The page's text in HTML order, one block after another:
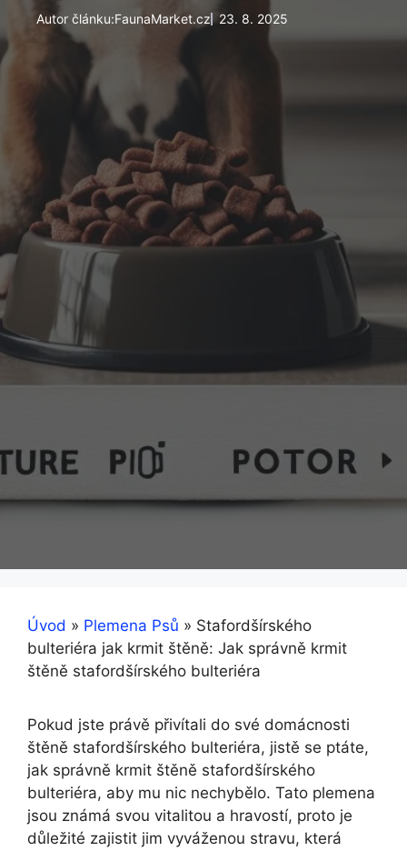
Autor článku:FaunaMarket.cz 23. 8. 2025
Úvod » Plemena Psů » Stafordšírského
bulteriéra jak krmit štěně: Jak správně krmit
štěně stafordšírského bulteriéra
Pokud jste právě přivítali do své domácnosti
štěně stafordšírského bulteriéra, jistě se ptáte,
jak správně krmit štěně stafordšírského
bulteriéra, aby mu nic nechybělo. Tato plemena
jsou známá svou vitalitou a hravostí, proto je
důležité zajistit jim vyváženou stravu, která